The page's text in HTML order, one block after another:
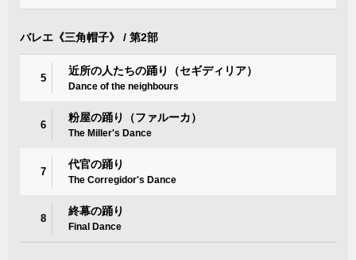
バレエ《三角帽子》 / 第2部
5
近所の人たちの踊り（セギディリア）
Dance of the neighbours
6
粉屋の踊り（ファルーカ）
The Miller's Dance
7
代官の踊り
The Corregidor's Dance
8
終幕の踊り
Final Dance